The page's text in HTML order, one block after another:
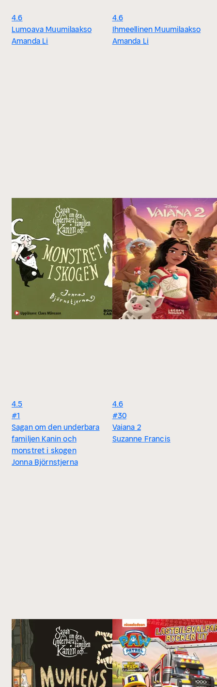
4.6
Lumoava Muumilaakso
Amanda Li
4.6
Ihmeellinen Muumilaakso
Amanda Li
4.5
#1
Sagan om den underbara
familjen Kanin och
monstret i skogen
Jonna Björnstjerna
4.6
#30
Vaiana 2
Suzanne Francis